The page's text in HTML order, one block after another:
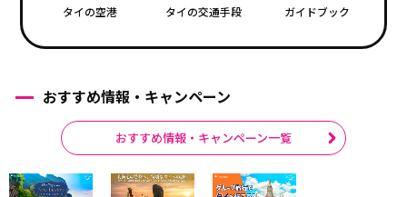
タイの空港 タイの交通手段 ガイドブック
おすすめ情報・キャンペーン
おすすめ情報・キャンペーン一覧